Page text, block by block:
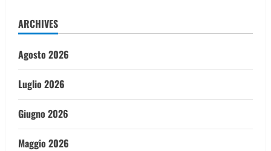
ARCHIVES
Agosto 2026
Luglio 2026
Giugno 2026
Maggio 2026